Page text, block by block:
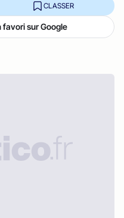
CLASSER
sur Google